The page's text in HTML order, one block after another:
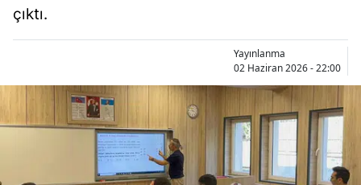
Bitlis
Bolu
Burdur
Bursa
Çanakkale
çıktı.
Yayınlanma
02 Haziran 2026 - 22:00